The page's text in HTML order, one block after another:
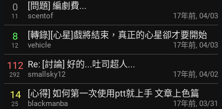
0
11
[問題] 編劇費...
scentof 17年前, 04/03
8
12
[轉錄][心星]戲將結束，真正的心星卻才要開始
vehicle 17年前, 04/03
112
292
Re: [討論] 好的...吐司超人...
smallsky12 17年前, 04/02
14
25
[心得] 如何第一次使用ptt就上手 文章上色篇
blackmanba 17年前, 03/31